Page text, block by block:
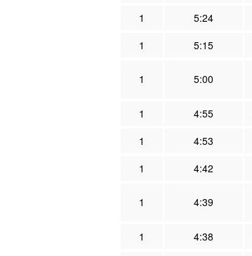
1
5:24
1
5:15
1 5:00
1
4:55
1
4:53
1
4:42
1 4:39
1
4:38